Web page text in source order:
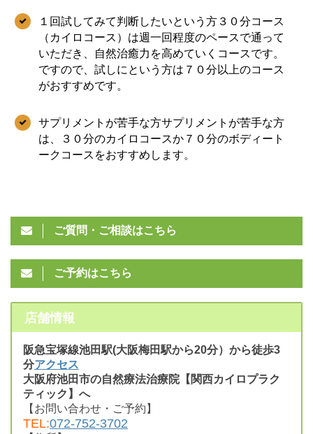
１回試してみて判断したいという方３０分コース
（カイロコース）は週一回程度のペースで通って
いただき、自然治癒力を高めていくコースです。
ですので、試しにという方は７０分以上のコース
がおすすめです。
サプリメントが苦手な方サプリメントが苦手な方
は、３０分のカイロコースか７０分のボディート
ークコースをおすすめします。
ご質問・ご相談はこちら
ご予約はこちら
店舗情報
阪急宝塚線池田駅(大阪梅田駅から20分）から徒歩3
分アクセス
大阪府池田市の自然療法治療院【関西カイロプラク
ティック】へ
【お問い合わせ・ご予約】
TEL:072-752-3702